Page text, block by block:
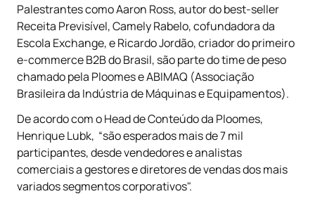
Palestrantes como Aaron Ross, autor do best-seller
Receita Previsível, Camely Rabelo, cofundadora da
Escola Exchange, e Ricardo Jordão, criador do primeiro
e-commerce B2B do Brasil, são parte do time de peso
chamado pela Ploomes e ABIMAQ (Associação
Brasileira da Indústria de Máquinas e Equipamentos).
De acordo com o Head de Conteúdo da Ploomes,
Henrique Lubk, “são esperados mais de 7 mil
participantes, desde vendedores e analistas
comerciais a gestores e diretores de vendas dos mais
variados segmentos corporativos".